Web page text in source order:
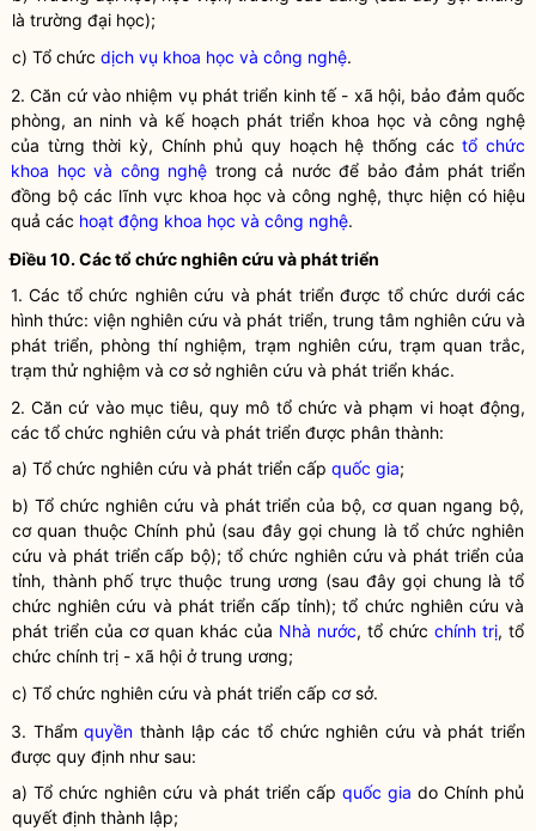
là trường đại học);
c) Tổ chức dịch vụ khoa học và công nghệ.
2. Căn cứ vào nhiệm vụ phát triển kinh tế - xã hội, bảo đảm quốc
phòng, an ninh và kế hoạch phát triển khoa học và công nghệ
của từng thời kỳ, Chính phủ quy hoạch hệ thống cáctổ chức
khoa học và công nghệ trong cả nước để bảo đảm phát triển
đồng bộ các lĩnh vực khoa học và công nghệ, thực hiện có hiệu
quả các hoạt động khoa học và công nghệ.
Điều 10. Các tổ chức nghiên cứu và phát triển
1. Các tổ chức nghiên cứu và phát triển được tổ chức dưới các
hình thức: viện nghiên cứu và phát triển, trung tâm nghiên cứu và
phát triển, phòng thí nghiệm, trạm nghiên cứu, trạm quan trắc,
trạm thử nghiệm và cơ sở nghiên cứu và phát triển khác.
2. Căn cứ vào mục tiêu, quy mô tổ chức và phạm vi hoạt động,
các tổ chức nghiên cứu và phát triển được phân thành:
a) Tổ chức nghiên cứu và phát triển cấp quốc gia;
b) Tổ chức nghiên cứu và phát triển của bộ, cơ quan ngang bộ,
cơ quan thuộc Chính phủ (sau đây gọi chung là tổ chức nghiên
cứu và phát triển cấp bộ); tổ chức nghiên cứu và phát triển của
tỉnh, thành phố trực thuộc trung ương (sau đây gọi chung là tổ
chức nghiên cứu và phát triển cấp tỉnh); tổ chức nghiên cứu và
phát triển của cơ quan khác của Nhà nước, tổ chức chính trị, tổ
chức chính trị - xã hội ở trung ương;
c) Tổ chức nghiên cứu và phát triển cấp cơ sở.
3. Thẩmquyền thành lập các tổ chức nghiên cứu và phát triển
được quy định như sau:
a) Tổ chức nghiên cứu và phát triển cấp quốc gia do Chính phủ
quyết định thành lập;